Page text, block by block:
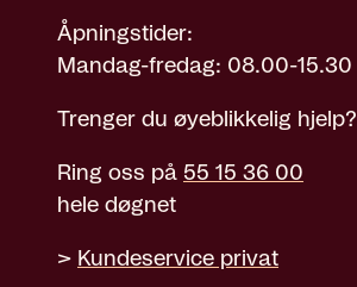
Åpningstider:
Mandag-fredag: 08.00-15.30
Trenger du øyeblikkelig hjelp?
Ring oss på 55 15 36 00
hele døgnet
> Kundeservice privat